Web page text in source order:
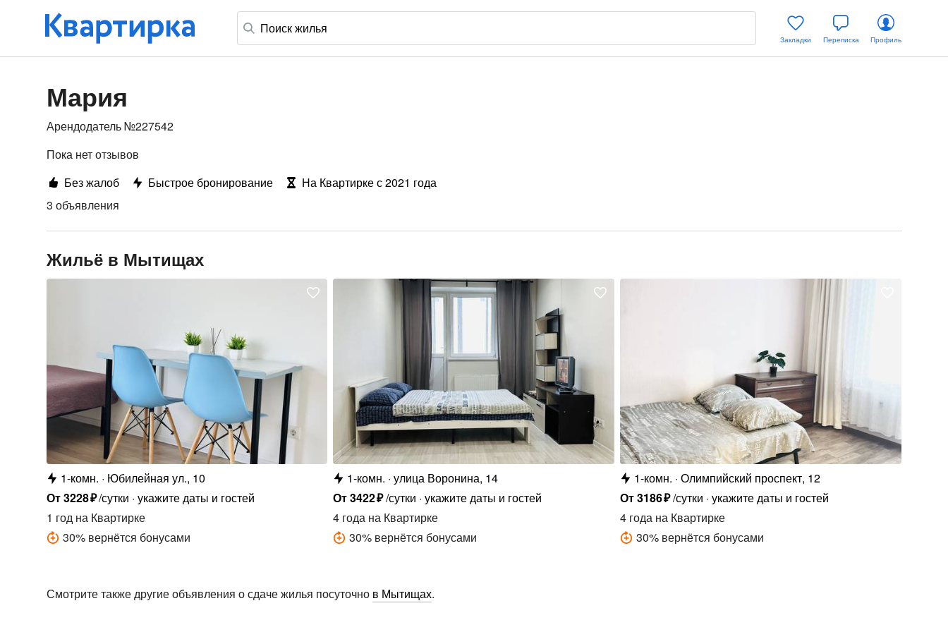
Закладки Переписка Профиль
Мария
Арендодатель №227542
Пока нет отзывов
Без жалоб
Быстрое бронирование
На Квартирке с 2021 года
3 объявления
Жильё в Мытищах
1-комн.
Юбилейная ул., 10
От3228₽/сутки укажите даты и гостей
1 годна Квартирке
30% вернётся бонусами
1-комн. улица Воронина, 14
От3422₽/сутки укажите даты и гостей
4 года на Квартирке
30% вернётся бонусами
1-комн. Олимпийский проспект, 12
От3186₽/сутки укажите даты и гостей
4 года на Квартирке
30% вернётся бонусами
Смотрите также другие объявления о сдаче жилья посуточно в Мытищах.